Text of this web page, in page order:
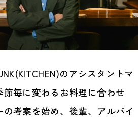
のアシスタントマ
毎に変わるお料理に合わせ
考案を始め、後輩、アルバイ